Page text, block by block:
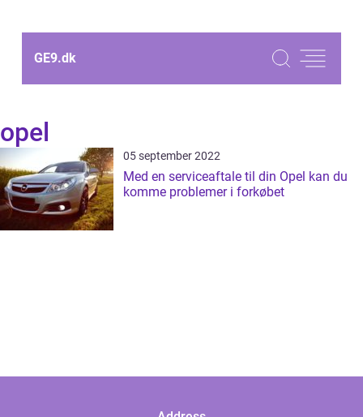
GE9.dk
opel
05 september 2022
Med en serviceaftale til din Opel kan du
komme problemer i forkøbet